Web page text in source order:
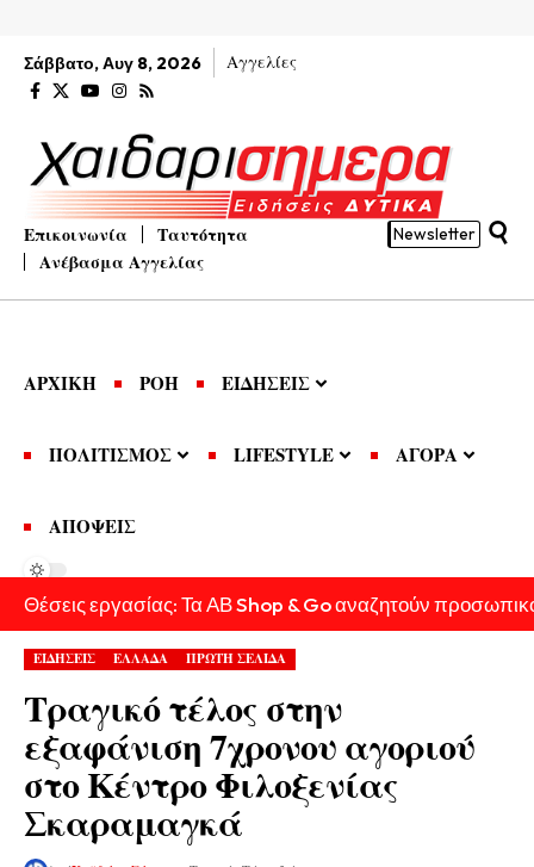
Σάββατο, Αυγ 8, 2026 Αγγελίες
Επικοινωνία
Ταυτότητα
Ανέβασμα Αγγελίας
Newsletter
ΑΡΧΙΚΗ ΡΟΗ ΕΙΔΗΣΕΙΣ
ΠΟΛΙΤΙΣΜΟΣ LIFESTYLE ΑΓΟΡΑ
ΑΠΟΨΕΙΣ
Θέσεις εργασίας: Τα ΑΒ Shop & Go αναζητούν
ΕΙΔΗΣΕΙΣ ΕΛΛΑΔΑ ΠΡΩΤΗ ΣΕΛΙΔΑ
Τραγικό τέλος στην
εξαφάνιση 7χρονου αγοριού
στο Κέντρο Φιλοξενίας
Σκαραμαγκά